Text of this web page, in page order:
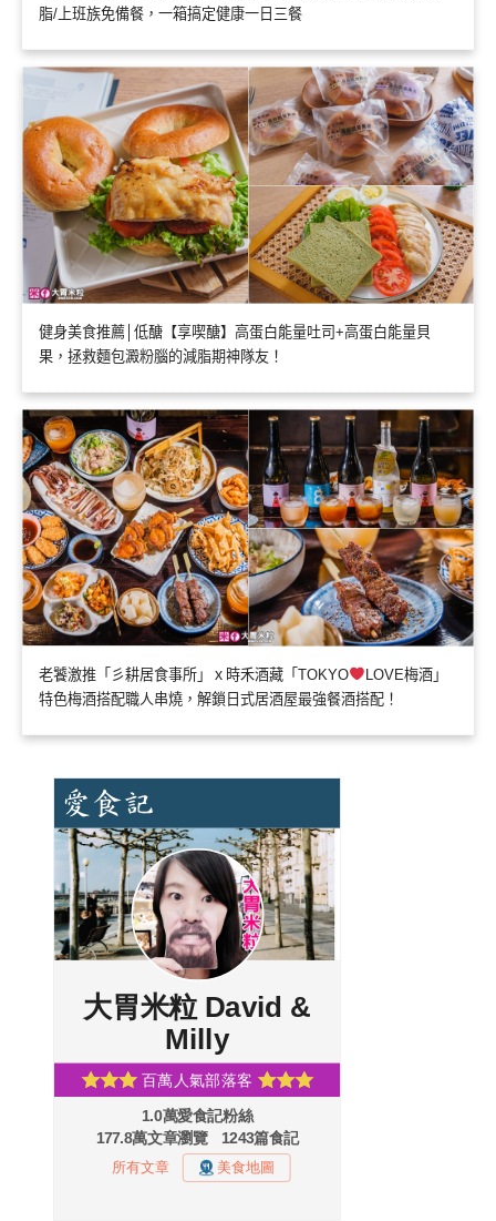
脂/上班族免備餐，一箱搞定健康一日三餐
健身美食推薦│低醣【享喫醣】高蛋白能量吐司+高蛋白能量貝
果，拯救麵包澱粉腦的減脂期神隊友！
老饕激推「彡耕居食事所」ｘ時禾酒藏「TOKYO
LOVE梅酒」
特色梅酒搭配職人串燒，解鎖日式居酒屋最強餐酒搭配！